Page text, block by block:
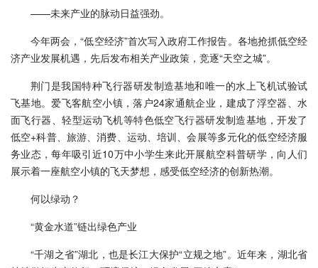
——未来产业的脉动日益强劲。
今年两会，“低空经济”首次写入政府工作报告。各地抢抓低空经
济产业发展机遇，先后发布相关产业政策，竞逐“天空之城”。
荆门是我国特种飞行器研发制造基地和唯一的水上飞机试验试
飞基地。爱飞客航空小镇，落户24家通航企业，建成了浮空器、水
面飞行器、轻型运动飞机等特色低空飞行器研发制造基地，开发了
低空+科普、旅游、消费、运动、培训、会展等多元化的低空经济服
务业态，每年吸引近10万中小学生来此开展航空科普研学，向人们
展示着一座航空小镇的飞天梦想，感受低空经济的创新热潮。
何以绿动？
“黄金水道”链出绿色产业
“千湖之省”湖北，也是长江大保护“立规之地”。近年来，湖北省